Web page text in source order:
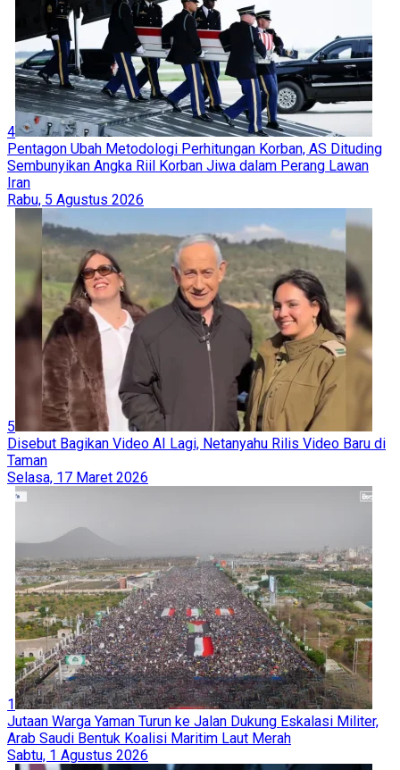
4
Pentagon Ubah Metodologi Perhitungan Korban, AS Dituding
Sembunyikan Angka Riil Korban Jiwa dalam Perang Lawan
Iran
Rabu, 5 Agustus 2026
5
Disebut Bagikan Video AI Lagi, Netanyahu Rilis Video Baru di
Taman
Selasa, 17 Maret 2026
1
Jutaan Warga Yaman Turun ke Jalan Dukung Eskalasi Militer,
Arab Saudi Bentuk Koalisi Maritim Laut Merah
Sabtu, 1 Agustus 2026